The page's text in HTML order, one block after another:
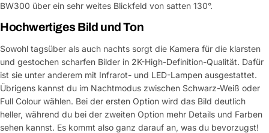
BW300 über ein sehr weites Blickfeld von satten 130°.
Hochwertiges Bild und Ton
Sowohl tagsüber als auch nachts sorgt die Kamera für die klarsten
und gestochen scharfen Bilder in 2K-High-Definition-Qualität. Dafür
ist sie unter anderem mit Infrarot- und LED-Lampen ausgestattet.
Übrigens kannst du im Nachtmodus zwischen Schwarz-Weiß oder
Full Colour wählen. Bei der ersten Option wird das Bild deutlich
heller, während du bei der zweiten Option mehr Details und Farben
sehen kannst. Es kommt also ganz darauf an, was du bevorzugst!